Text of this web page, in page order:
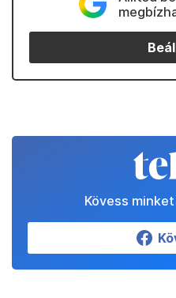
Kövess